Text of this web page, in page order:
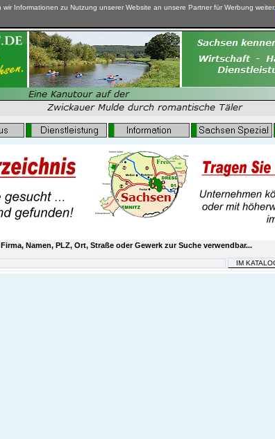
Informationen zu Nutzung unserer Website an unsere Partner für Werbung weiter.
Namen, PLZ, Ort, Straße oder Gewerk zur Suche verwendbar...